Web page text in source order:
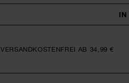
IN
VERSAND­KOSTEN­FREI AB 34,99 €